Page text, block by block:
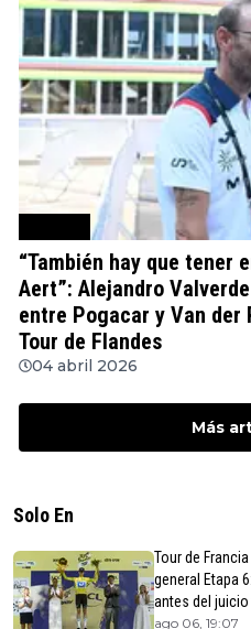
“También hay que tener
Aert”: Alejandro
entre Pogacar y Van der
Tour de Flandes
04 abril 2026
Más
Solo En
Tour de
general Etapa
antes del
ago 06, 19:07